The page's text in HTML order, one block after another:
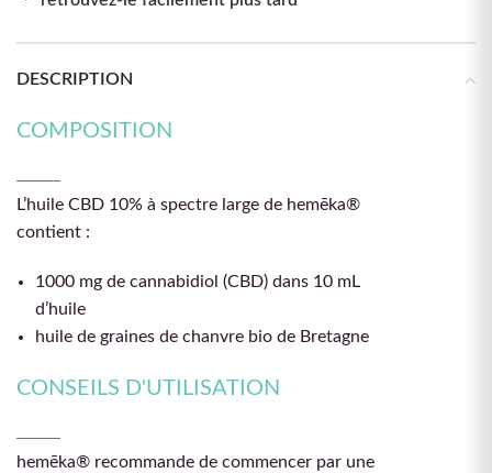
DESCRIPTION
COMPOSITION
L’huile CBD 10% à spectre large de hemēka®
contient :
1000 mg de cannabidiol (CBD) dans 10 mL
d’huile
huile de graines de chanvre bio de Bretagne
CONSEILS D'UTILISATION
hemēka® recommande de commencer par une